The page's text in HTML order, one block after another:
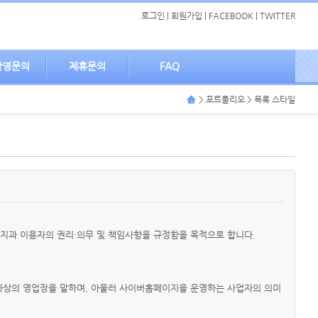
로그인 회원가입 FACEBOOK TWITTER
문의 제휴문의 FAQ
> 포트폴리오 > 목록 스타일
이용자의 권리·의무 및 책임사항을 규정함을 목적으로 합니다.
영업장을 말하며, 아울러 사이버홈페이지을 운영하는 사업자의 의미